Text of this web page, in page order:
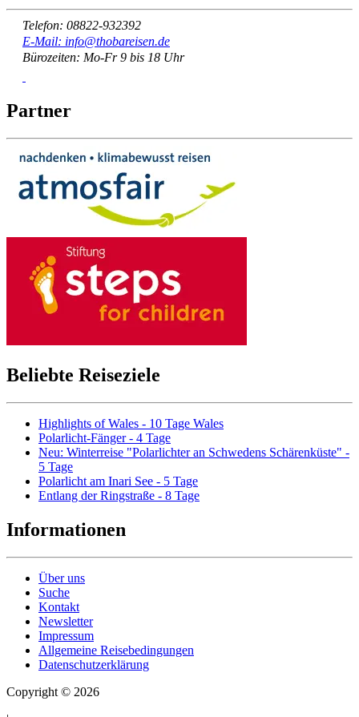
Telefon: 08822-932392
E-Mail: info@thobareisen.de
Bürozeiten: Mo-Fr 9 bis 18 Uhr
Partner
Beliebte Reiseziele
Highlights of Wales - 10 Tage Wales
Polarlicht-Fänger - 4 Tage
Neu: Winterreise "Polarlichter an Schwedens Schärenküste" -
5 Tage
Polarlicht am Inari See - 5 Tage
Entlang der Ringstraße - 8 Tage
Informationen
Über uns
Suche
Kontakt
Newsletter
Impressum
Allgemeine Reisebedingungen
Datenschutzerklärung
Copyright © 2026